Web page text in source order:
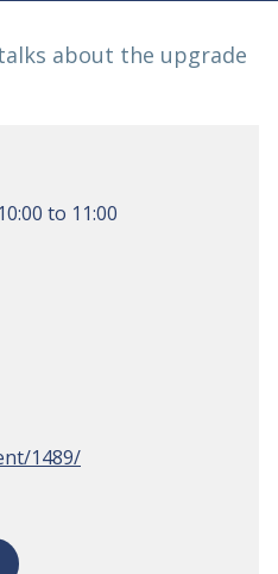
about the upgrade
10:00 to 11:00
1489/